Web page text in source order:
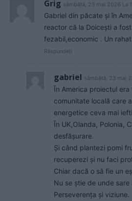
Grig sâmbătă, 23 mai 2026 La
Gabriel din păcate și în
reactor că la Doicești a
fezabil,economic . Un
Răspundeți
gabriel sâmbătă, 23 mai
În America proiectul
comunitate locală care
energetice ceva mai
În UK,Olanda, Polonia,
desfășurare.
Și când plantezi pomi
recuperezi și nu faci
Chiar dacă o să fie un
Nu se știe de unde sare
Perseverența și viziune.